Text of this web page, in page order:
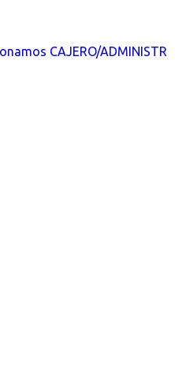
CAJERO/ADMINISTR